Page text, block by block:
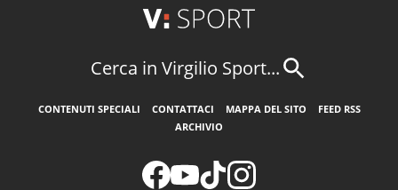
Cerca in Virgilio Sport...
CONTENUTI SPECIALI CONTATTACI MAPPA DEL SITO
FEED RSS
ARCHIVIO